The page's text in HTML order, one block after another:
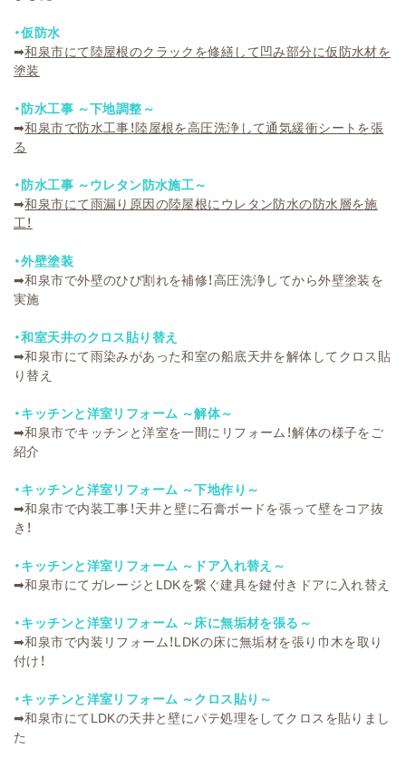
・仮防水
➡和泉市にて陸屋根のクラックを修繕して凹み部分に仮防水材を
塗装
・防水工事 ～下地調整～
➡和泉市で防水工事！陸屋根を高圧洗浄して通気緩衝シートを張
る
・防水工事 ～ウレタン防水施工～
➡和泉市にて雨漏り原因の陸屋根にウレタン防水の防水層を施
工！
・外壁塗装
➡和泉市で外壁のひび割れを補修！高圧洗浄してから外壁塗装を
実施
・和室天井のクロス貼り替え
➡和泉市にて雨染みがあった和室の船底天井を解体してクロス貼
り替え
・キッチンと洋室リフォーム ～解体～
➡和泉市でキッチンと洋室を一間にリフォーム！解体の様子をご
紹介
・キッチンと洋室リフォーム ～下地作り～
➡和泉市で内装工事！天井と壁に石膏ボードを張って壁をコア抜
き！
・キッチンと洋室リフォーム ～ドア入れ替え～
➡和泉市にてガレージとLDKを繋ぐ建具を鍵付きドアに入れ替え
・キッチンと洋室リフォーム ～床に無垢材を張る～
➡和泉市で内装リフォーム！LDKの床に無垢材を張り巾木を取り
付け！
・キッチンと洋室リフォーム ～クロス貼り～
➡和泉市にてLDKの天井と壁にパテ処理をしてクロスを貼りまし
た